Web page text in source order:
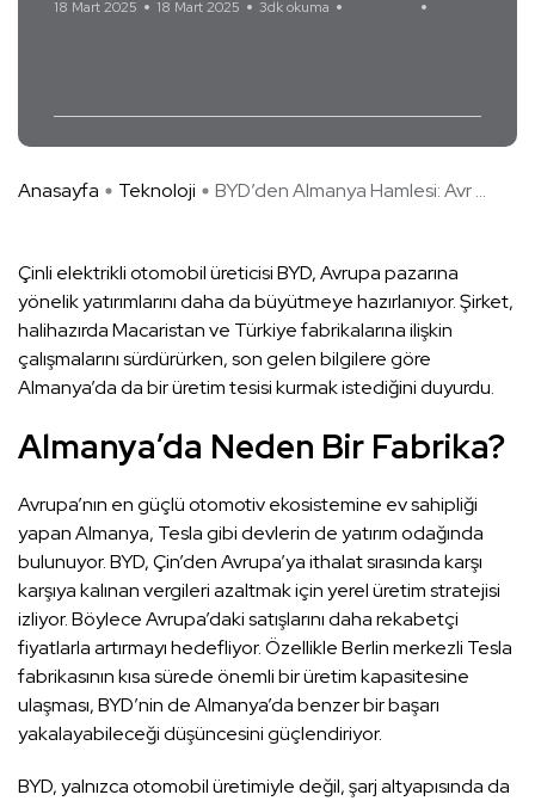
18 Mart 2025 18 Mart 2025 3dk okuma
Anasayfa Teknoloji BYD’den Almanya Hamlesi: Avr ...
Çinli elektrikli otomobil üreticisi BYD, Avrupa pazarına
yönelik yatırımlarını daha da büyütmeye hazırlanıyor. Şirket,
halihazırda Macaristan ve Türkiye fabrikalarına ilişkin
çalışmalarını sürdürürken, son gelen bilgilere göre
Almanya’da da bir üretim tesisi kurmak istediğini duyurdu.
Almanya’da Neden Bir Fabrika?
Avrupa’nın en güçlü otomotiv ekosistemine ev sahipliği
yapan Almanya, Tesla gibi devlerin de yatırım odağında
bulunuyor. BYD, Çin’den Avrupa’ya ithalat sırasında karşı
karşıya kalınan vergileri azaltmak için yerel üretim stratejisi
izliyor. Böylece Avrupa’daki satışlarını daha rekabetçi
fiyatlarla artırmayı hedefliyor. Özellikle Berlin merkezli Tesla
fabrikasının kısa sürede önemli bir üretim kapasitesine
ulaşması, BYD’nin de Almanya’da benzer bir başarı
yakalayabileceği düşüncesini güçlendiriyor.
BYD, yalnızca otomobil üretimiyle değil, şarj altyapısında da